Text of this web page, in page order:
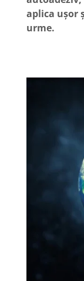
aplica ușor
urme.